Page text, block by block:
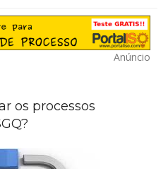
Anúncio
os processos